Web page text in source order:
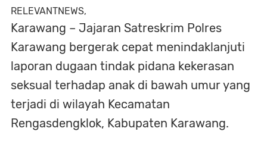
RELEVANTNEWS,
Karawang – Jajaran Satreskrim Polres
Karawang bergerak cepat menindaklanjuti
laporan dugaan tindak pidana kekerasan
seksual terhadap anak di bawah umur yang
terjadi di wilayah Kecamatan
Rengasdengklok, Kabupaten Karawang.